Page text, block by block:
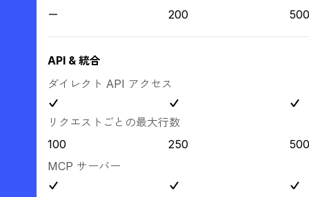
200
500
API & 統合
ダイレクト API アクセス
リクエストごとの最大行数
100
250
500
MCP サーバー